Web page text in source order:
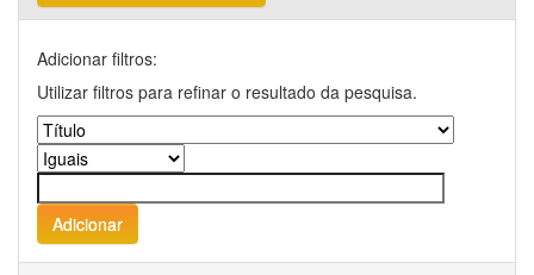
Adicionar filtros:
Utilizar filtros para refinar o resultado da pesquisa.